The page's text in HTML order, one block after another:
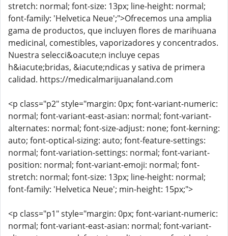
stretch: normal; font-size: 13px; line-height: normal;
font-family: 'Helvetica Neue';">Ofrecemos una amplia
gama de productos, que incluyen flores de marihuana
medicinal, comestibles, vaporizadores y concentrados.
Nuestra selecci&oacute;n incluye cepas
h&iacute;bridas, &iacute;ndicas y sativa de primera
calidad. https://medicalmarijuanaland.com
<p class="p2" style="margin: 0px; font-variant-numeric:
normal; font-variant-east-asian: normal; font-variant-
alternates: normal; font-size-adjust: none; font-kerning:
auto; font-optical-sizing: auto; font-feature-settings:
normal; font-variation-settings: normal; font-variant-
position: normal; font-variant-emoji: normal; font-
stretch: normal; font-size: 13px; line-height: normal;
font-family: 'Helvetica Neue'; min-height: 15px;">
<p class="p1" style="margin: 0px; font-variant-numeric:
normal; font-variant-east-asian: normal; font-variant-